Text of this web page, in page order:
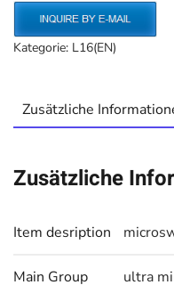
Kategorie: L16(EN)
Zusätzliche
Zusätzliche
Item desription
Main Group ultra